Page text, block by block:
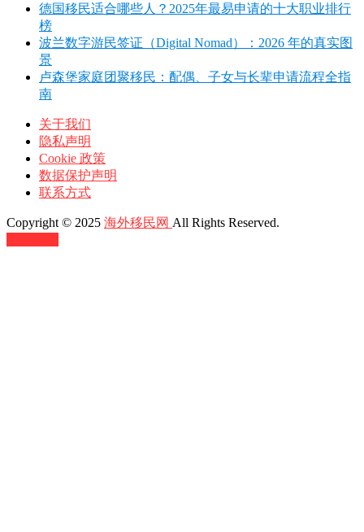
德国移民适合哪些人？2025年最易申请的十大职业排行
榜
波兰数字游民签证（Digital Nomad）：2026 年的真实图
景
卢森堡家庭团聚移民：配偶、子女与长辈申请流程全指
南
关于我们
隐私声明
Cookie 政策
数据保护声明
联系方式
Copyright © 2025 海外移民网 All Rights Reserved.